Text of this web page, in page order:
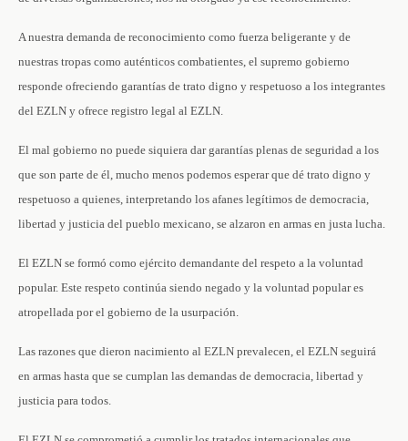
A nuestra demanda de reconocimiento como fuerza beligerante y de
nuestras tropas como auténticos combatientes, el supremo gobierno
responde ofreciendo garantías de trato digno y respetuoso a los integrantes
del EZLN y ofrece registro legal al EZLN.
El mal gobierno no puede siquiera dar garantías plenas de seguridad a los
que son parte de él, mucho menos podemos esperar que dé trato digno y
respetuoso a quienes, interpretando los afanes legítimos de democracia,
libertad y justicia del pueblo mexicano, se alzaron en armas en justa lucha.
El EZLN se formó como ejército demandante del respeto a la voluntad
popular. Este respeto continúa siendo negado y la voluntad popular es
atropellada por el gobierno de la usurpación.
Las razones que dieron nacimiento al EZLN prevalecen, el EZLN seguirá
en armas hasta que se cumplan las demandas de democracia, libertad y
justicia para todos.